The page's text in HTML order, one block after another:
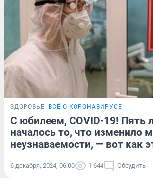
ЗДОРОВЬЕ ВСЁ О КОРОНАВИРУСЕ
С юбилеем, COVID-19! Пять
началось то, что изменило
неузнаваемости, — вот как
6 декабря, 2024, 06:00 1 644 Обсудить